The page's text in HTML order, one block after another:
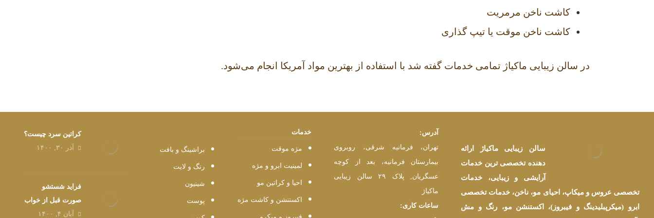
کاشت ناخن مرمریت
کاشت ناخن موقت یا تیپ گذاری
در سالن زیبایی ماکیاژ تمامی خدمات گفته شد با استفاده از بهترین مواد آمریکا انجام می‌شود.
سالن زیبایی ماکیاژ ارائه
دهنده تخصصی ترین خدمات
آرایشی و زیبایی، خدمات
تخصصی عروس و میکاپ، احیای مو، ناخن، خدمات تخصصی
ابرو (میکرپبلیدینگ و فیبروز)، اکستنشن مو، رنگ و مش
آدرس:
تهران، فرمانیه شرقی، روبروی
بیمارستان فرمانیه، بعد از کوچه
عسگریان, پلاک ۲۹ سالن زیبایی
ماکیاژ
ساعات کاری:
خدمات
مژه موقت
لمینیت ابرو و مژه
احیا و کراتین مو
اکستنشن و کاشت مژه
براشینگ و بافت
رنگ و لایت
شینیون
پوست
کراتین سرد چیست؟
آذر ۳۰, ۱۴۰۰
فراید شستشو
صورت قبل از خواب
آبان ۴, ۱۴۰۰